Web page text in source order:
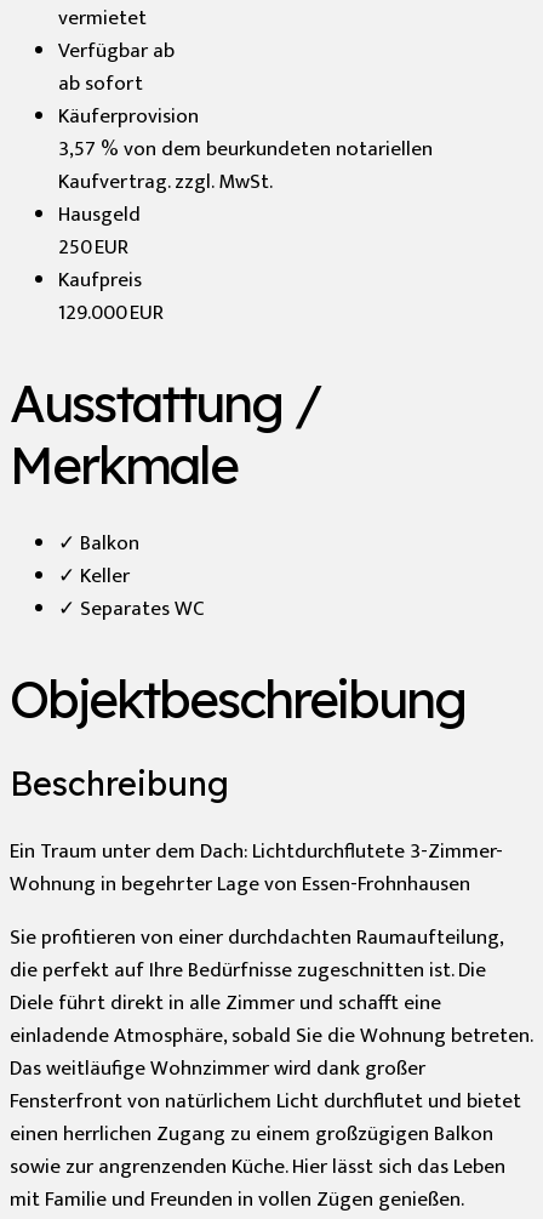
vermietet
Verfügbar ab
ab sofort
Käufer­provision
3,57 % von dem beurkundeten notariellen
Kaufvertrag. zzgl. MwSt.
Hausgeld
250 EUR
Kaufpreis
129.000 EUR
Ausstattung /
Merkmale
✓ Balkon
✓ Keller
✓ Separates WC
Objekt­beschreibung
Beschreibung
Ein Traum unter dem Dach: Lichtdurchflutete 3-Zimmer-
Wohnung in begehrter Lage von Essen-Frohnhausen
Sie profitieren von einer durchdachten Raumaufteilung,
die perfekt auf Ihre Bedürfnisse zugeschnitten ist. Die
Diele führt direkt in alle Zimmer und schafft eine
einladende Atmosphäre, sobald Sie die Wohnung betreten.
Das weitläufige Wohnzimmer wird dank großer
Fensterfront von natürlichem Licht durchflutet und bietet
einen herrlichen Zugang zu einem großzügigen Balkon
sowie zur angrenzenden Küche. Hier lässt sich das Leben
mit Familie und Freunden in vollen Zügen genießen.